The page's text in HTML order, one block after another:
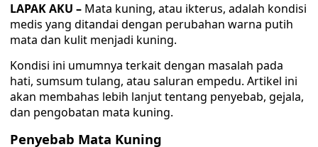
LAPAK AKU – Mata kuning, atau ikterus, adalah kondisi
medis yang ditandai dengan perubahan warna putih
mata dan kulit menjadi kuning.
Kondisi ini umumnya terkait dengan masalah pada
hati, sumsum tulang, atau saluran empedu. Artikel ini
akan membahas lebih lanjut tentang penyebab, gejala,
dan pengobatan mata kuning.
Penyebab Mata Kuning